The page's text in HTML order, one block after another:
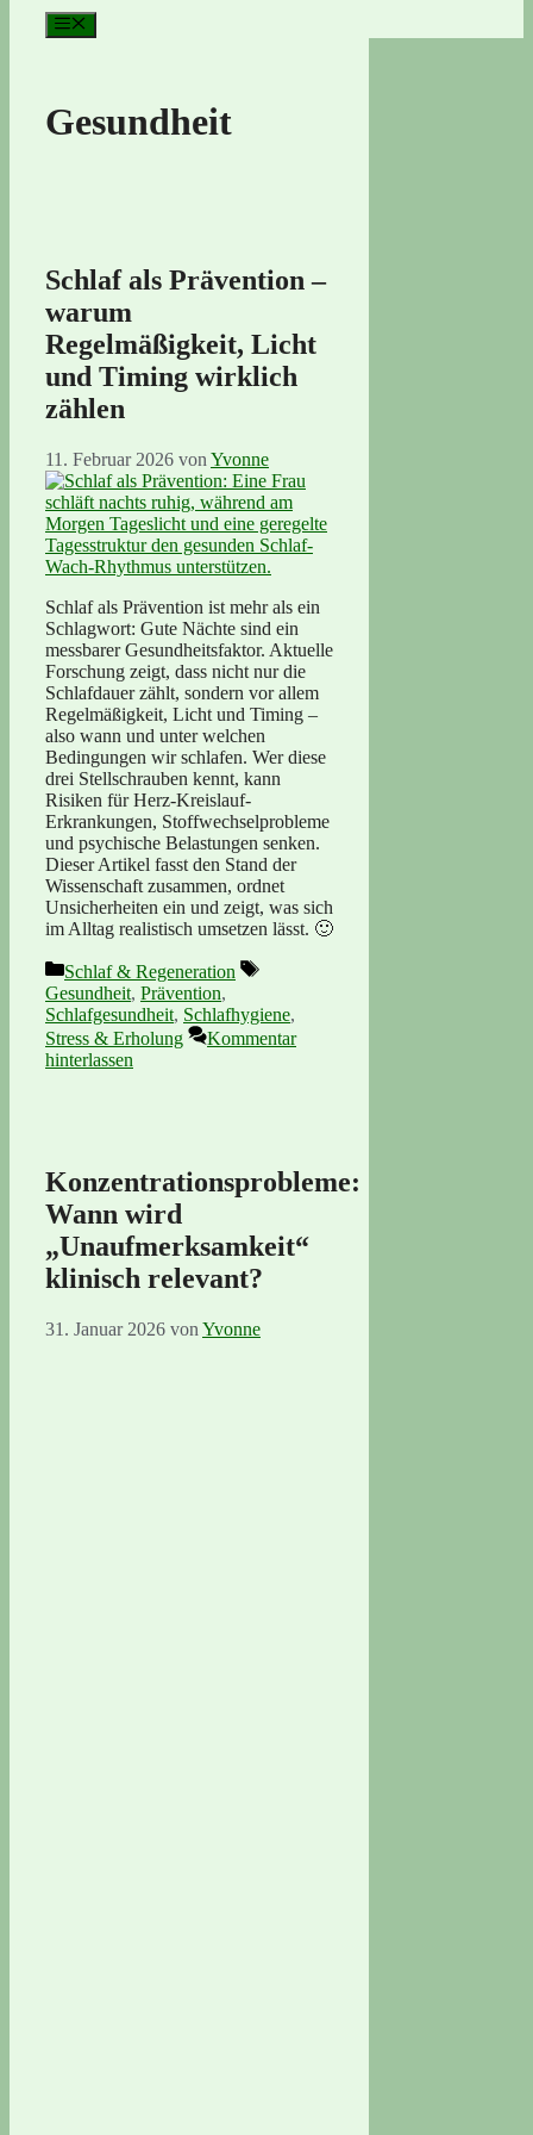
Gesundheit
Schlaf als Prävention –
warum
Regelmäßigkeit, Licht
und Timing wirklich
zählen
11. Februar 2026 von Yvonne
Schlaf als Prävention ist mehr als ein
Schlagwort: Gute Nächte sind ein
messbarer Gesundheitsfaktor. Aktuelle
Forschung zeigt, dass nicht nur die
Schlafdauer zählt, sondern vor allem
Regelmäßigkeit, Licht und Timing –
also wann und unter welchen
Bedingungen wir schlafen. Wer diese
drei Stellschrauben kennt, kann
Risiken für Herz-Kreislauf-
Erkrankungen, Stoffwechselprobleme
und psychische Belastungen senken.
Dieser Artikel fasst den Stand der
Wissenschaft zusammen, ordnet
Unsicherheiten ein und zeigt, was sich
im Alltag realistisch umsetzen lässt. 🙂
Kategorien
Schlaf & Regeneration
Schlagwörter
Gesundheit, Prävention,
Schlafgesundheit, Schlafhygiene,
Stress & Erholung
Kommentar
hinterlassen
Konzentrationsprobleme:
Wann wird
„Unaufmerksamkeit“
klinisch relevant?
31. Januar 2026 von Yvonne